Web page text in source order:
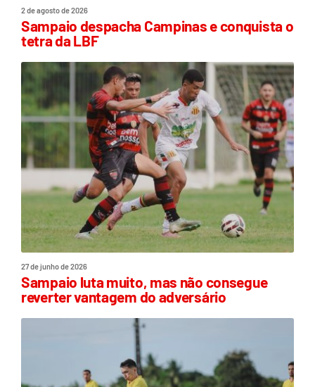
2 de agosto de 2026
Sampaio despacha Campinas e conquista o
tetra da LBF
27 de junho de 2026
Sampaio luta muito, mas não consegue
reverter vantagem do adversário